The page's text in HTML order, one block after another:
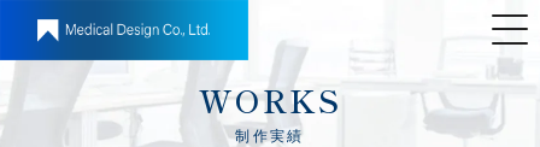
WORKS
制作実績